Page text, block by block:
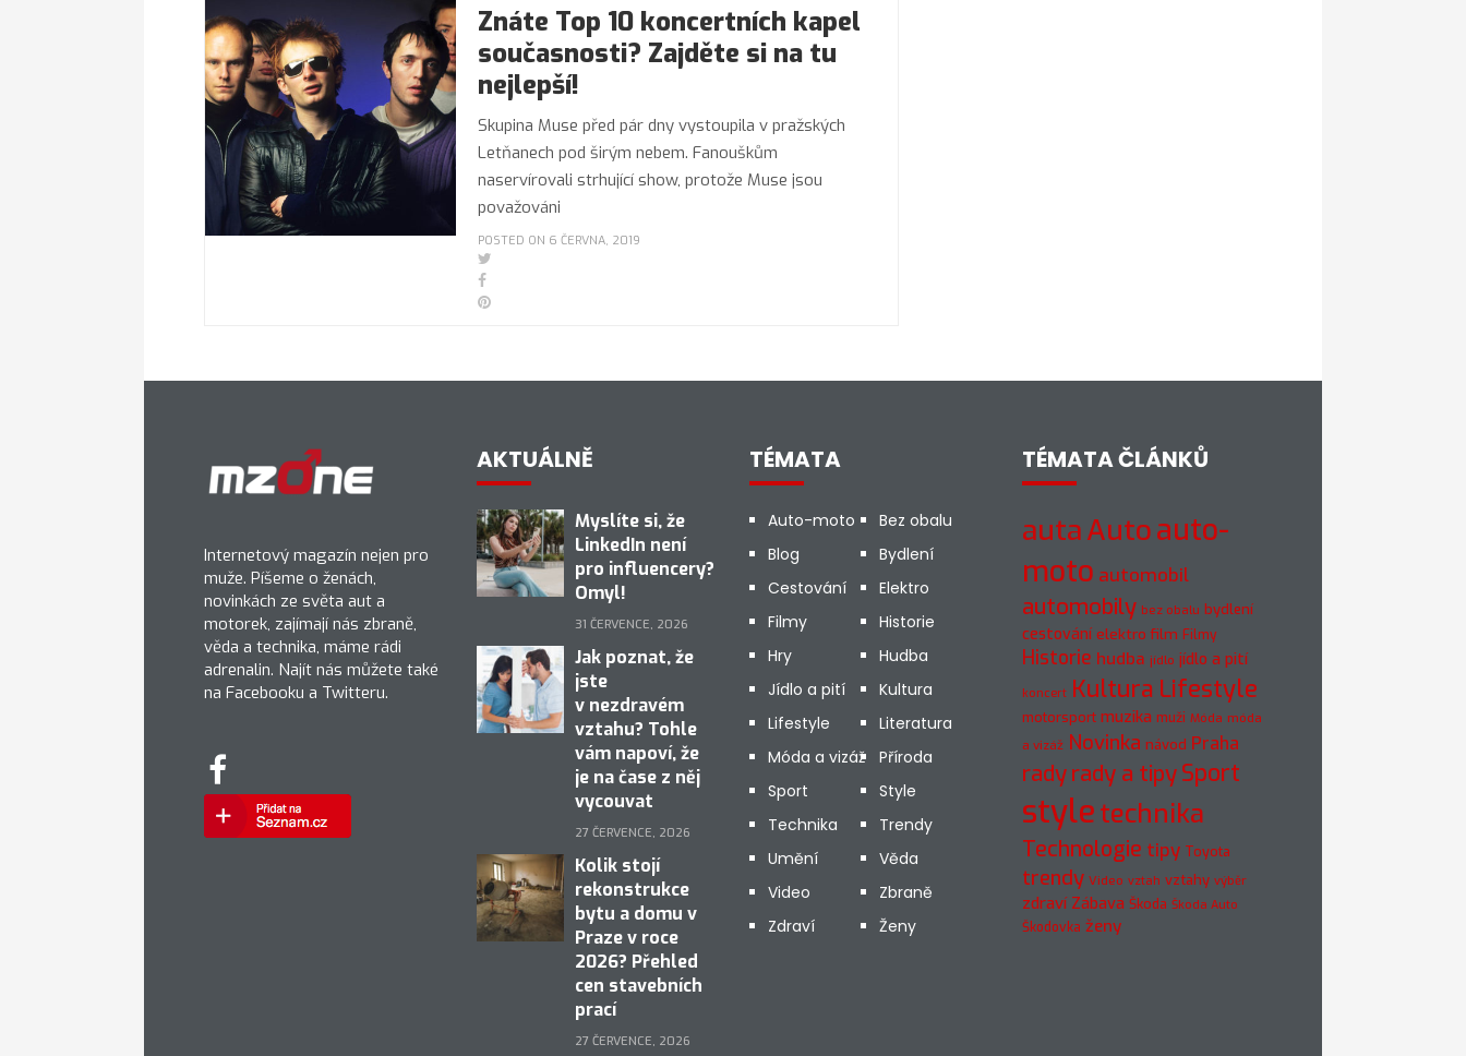
Znáte Top 10 koncertních kapel
současnosti? Zajděte si na tu
nejlepší!
Skupina Muse před pár dny vystoupila v pražských
Letňanech pod širým nebem. Fanouškům
naservírovali strhující show, protože Muse jsou
považováni
POSTED ON 6 ČERVNA, 2019
Internetový magazín nejen pro
muže. Píšeme o ženách,
novinkách ze světa aut a
motorek, zajímají nás zbraně,
věda a technika, máme rádi
adrenalin. Najít nás můžete také
na Facebooku a Twitteru.
AKTUÁLNĚ
Myslíte si, že
LinkedIn není
pro influencery?
Omyl!
31 ČERVENCE, 2026
Jak poznat, že
jste
v nezdravém
vztahu? Tohle
vám napoví, že
je na čase z něj
vycouvat
27 ČERVENCE, 2026
Kolik stojí
rekonstrukce
bytu a domu v
Praze v roce
2026? Přehled
cen stavebních
prací
27 ČERVENCE, 2026
TÉMATA
Auto-moto
Bez obalu
Blog
Bydlení
Cestování
Elektro
Filmy
Historie
Hry
Hudba
Jídlo a pití
Kultura
Lifestyle
Literatura
Móda a vizáž
Příroda
Sport
Style
Technika
Trendy
Umění
Věda
Video
Zbraně
Zdraví
Ženy
TÉMATA ČLÁNKŮ
autaAutoauto-
moto automobil
automobily bez obalu bydlení
cestování elektro film Filmy
Historie hudba jídlo jídlo a pití
koncert Kultura Lifestyle
motorsport muzika muži Móda móda
a vizáž Novinka návod Praha
radyrady a tipySport
styletechnika
Technologie tipy Toyota
trendy Video vztah vztahy výběr
zdraví Zábava Škoda Škoda Auto
Škodovka ženy